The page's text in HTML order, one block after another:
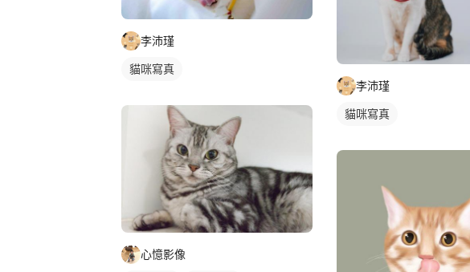
李沛瑾
貓咪寫真
心憶影像
李沛瑾
貓咪寫真